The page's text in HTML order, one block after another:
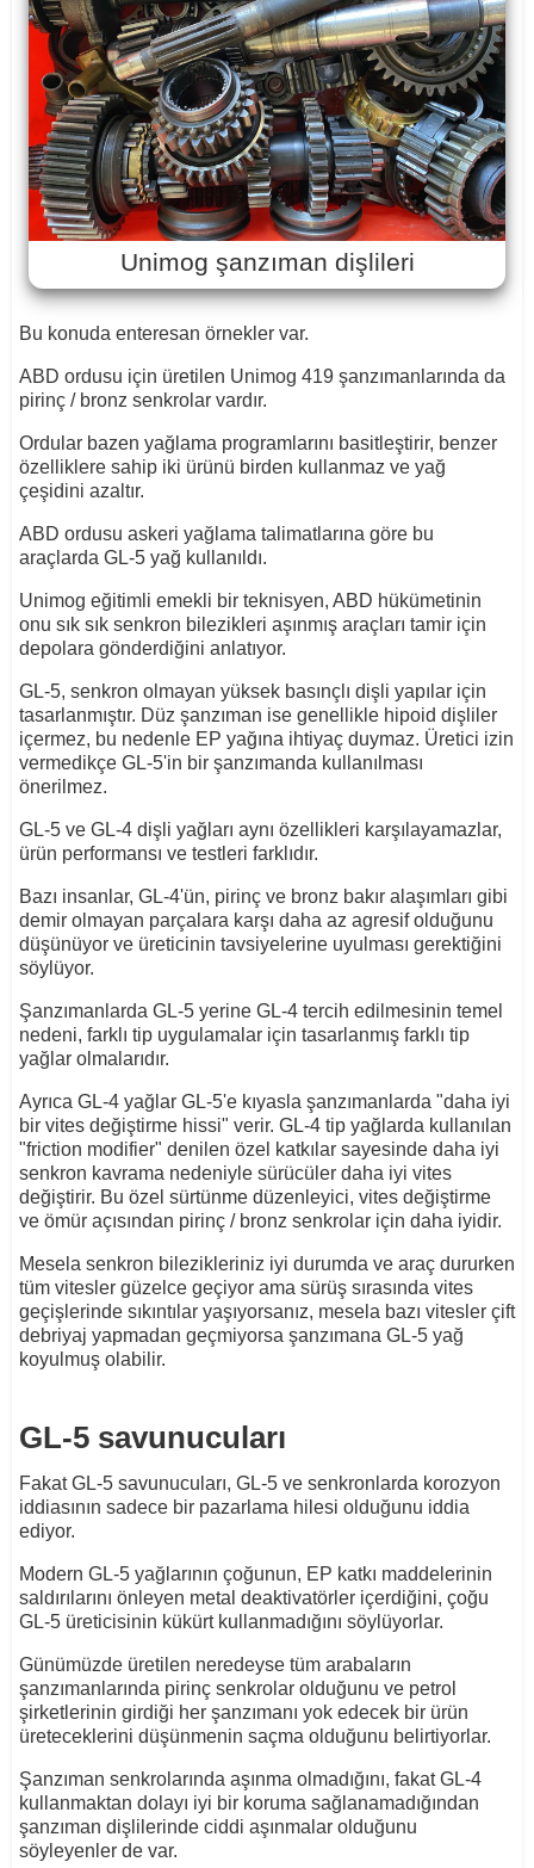
Unimog şanzıman dişlileri
Bu konuda enteresan örnekler var.
ABD ordusu için üretilen Unimog 419 şanzımanlarında da
pirinç / bronz senkrolar vardır.
Ordular bazen yağlama programlarını basitleştirir, benzer
özelliklere sahip iki ürünü birden kullanmaz ve yağ
çeşidini azaltır.
ABD ordusu askeri yağlama talimatlarına göre bu
araçlarda GL-5 yağ kullanıldı.
Unimog eğitimli emekli bir teknisyen, ABD hükümetinin
onu sık sık senkron bilezikleri aşınmış araçları tamir için
depolara gönderdiğini anlatıyor.
GL-5, senkron olmayan yüksek basınçlı dişli yapılar için
tasarlanmıştır. Düz şanzıman ise genellikle hipoid dişliler
içermez, bu nedenle EP yağına ihtiyaç duymaz. Üretici izin
vermedikçe GL-5'in bir şanzımanda kullanılması
önerilmez.
GL-5 ve GL-4 dişli yağları aynı özellikleri karşılayamazlar,
ürün performansı ve testleri farklıdır.
Bazı insanlar, GL-4'ün, pirinç ve bronz bakır alaşımları gibi
demir olmayan parçalara karşı daha az agresif olduğunu
düşünüyor ve üreticinin tavsiyelerine uyulması gerektiğini
söylüyor.
Şanzımanlarda GL-5 yerine GL-4 tercih edilmesinin temel
nedeni, farklı tip uygulamalar için tasarlanmış farklı tip
yağlar olmalarıdır.
Ayrıca GL-4 yağlar GL-5'e kıyasla şanzımanlarda "daha iyi
bir vites değiştirme hissi" verir. GL-4 tip yağlarda kullanılan
"friction modifier" denilen özel katkılar sayesinde daha iyi
senkron kavrama nedeniyle sürücüler daha iyi vites
değiştirir. Bu özel sürtünme düzenleyici, vites değiştirme
ve ömür açısından pirinç / bronz senkrolar için daha iyidir.
Mesela senkron bilezikleriniz iyi durumda ve araç dururken
tüm vitesler güzelce geçiyor ama sürüş sırasında vites
geçişlerinde sıkıntılar yaşıyorsanız, mesela bazı vitesler çift
debriyaj yapmadan geçmiyorsa şanzımana GL-5 yağ
koyulmuş olabilir.
GL-5 savunucuları
Fakat GL-5 savunucuları, GL-5 ve senkronlarda korozyon
iddiasının sadece bir pazarlama hilesi olduğunu iddia
ediyor.
Modern GL-5 yağlarının çoğunun, EP katkı maddelerinin
saldırılarını önleyen metal deaktivatörler içerdiğini, çoğu
GL-5 üreticisinin kükürt kullanmadığını söylüyorlar.
Günümüzde üretilen neredeyse tüm arabaların
şanzımanlarında pirinç senkrolar olduğunu ve petrol
şirketlerinin girdiği her şanzımanı yok edecek bir ürün
üreteceklerini düşünmenin saçma olduğunu belirtiyorlar.
Şanzıman senkrolarında aşınma olmadığını, fakat GL-4
kullanmaktan dolayı iyi bir koruma sağlanamadığından
şanzıman dişlilerinde ciddi aşınmalar olduğunu
söyleyenler de var.